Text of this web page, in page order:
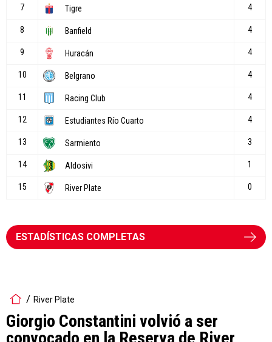
ESTADÍSTICAS COMPLETAS
River Plate
Giorgio Constantini volvió a ser